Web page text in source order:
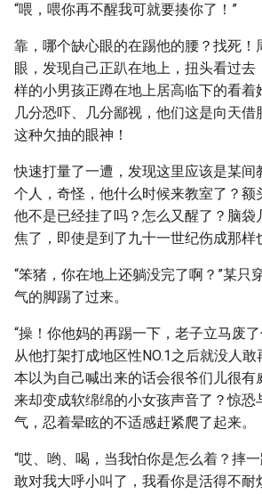
“喂，喂你再不醒我可就要揍你了！”
靠，哪个缺心眼的在踢他的腰？找死！
眼，发现自己正趴在地上，扭头看过去
样的小男孩正蹲在地上居高临下的看着
几分恐吓、几分鄙视，他们这是向天借
这种欠抽的眼神！
快速打量了一遭，发现这里应该是某间
个人，奇怪，他什么时候来教室了？额
他不是已经挂了吗？怎么又醒了？脑袋
焦了，即使是到了九十一世纪伤成那样
“笨猪，你在地上还躺没完了啊？”某只
气的脚踢了过来。
“操！你他妈的再踢一下，老子立马废了
从他打架打成地区性NO.1之后就没人敢
本以为自己喊出来的话会很爷们儿很有
来却变成软绵绵的小女孩声音了？惊恐
气，忍着晕眩的不适感赶紧爬了起来。
“哎、哟、喝，当我怕你是怎么着？摔
敢对我大呼小叫了，我看你是活得不耐